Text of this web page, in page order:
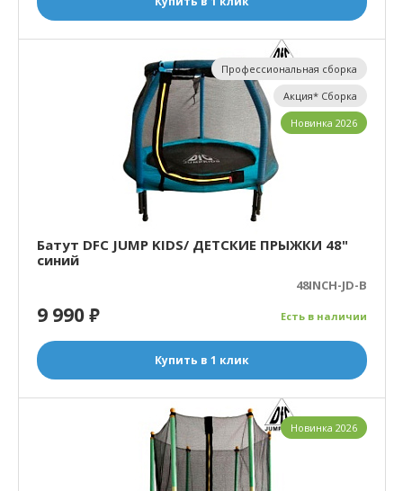
Батут DFC JUMP KIDS/ ДЕТСКИЕ ПРЫЖКИ 48"
синий
48INCH-JD-B
Есть в наличии
9 990₽
Купить в 1 клик
Профессиональная сборка
Акция* Сборка
Новинка 2026
Новинка 2026